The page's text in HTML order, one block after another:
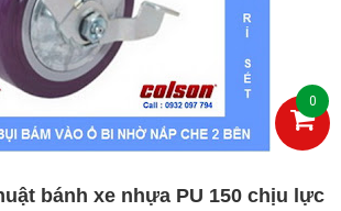
bánh xe nhựa PU 150 chịu lực
0